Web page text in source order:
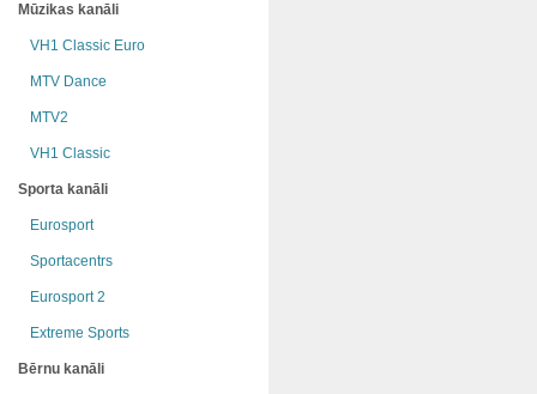
Mūzikas kanāli
VH1 Classic Euro
MTV Dance
MTV2
VH1 Classic
Sporta kanāli
Eurosport
Sportacentrs
Eurosport 2
Extreme Sports
Bērnu kanāli